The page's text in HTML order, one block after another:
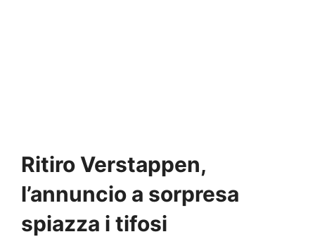
Ritiro Verstappen,
l’annuncio a sorpresa
spiazza i tifosi